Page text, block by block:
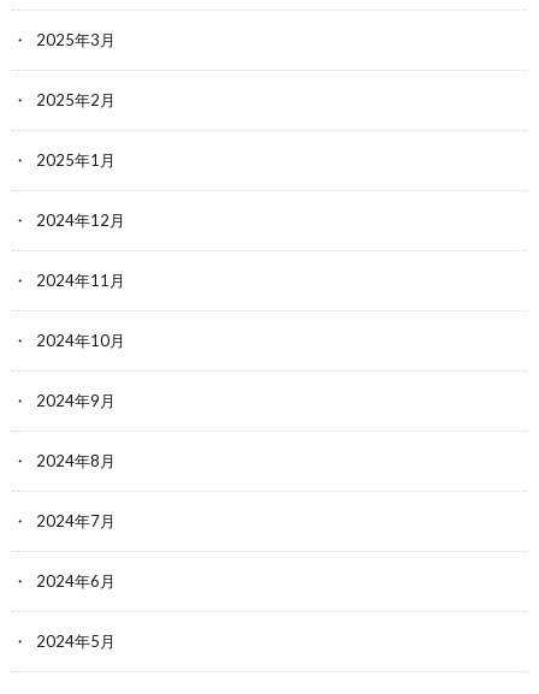
2025年3月
2025年2月
2025年1月
2024年12月
2024年11月
2024年10月
2024年9月
2024年8月
2024年7月
2024年6月
2024年5月